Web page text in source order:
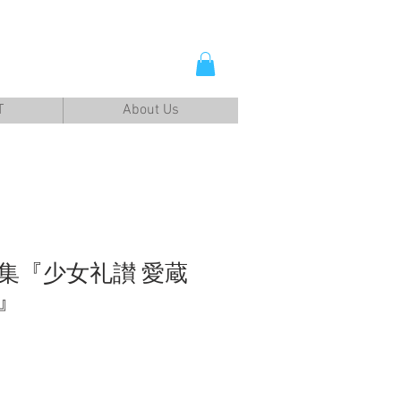
About Us
『少女礼讃 愛蔵